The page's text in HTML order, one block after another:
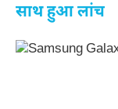
साथ हुआ लांच